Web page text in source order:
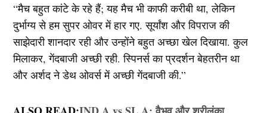
“मैच बहुत कांटे के रहे हैं; यह मैच भी काफी करीबी था, लेकिन
दुर्भाग्य से हम सुपर ओवर में हार गए. सूर्यांश और विपराज की
साझेदारी शानदार रही और उन्होंने बहुत अच्छा खेल दिखाया. कुल
मिलाकर, गेंदबाजी अच्छी रही. स्पिनर्स का प्रदर्शन बेहतरीन था
और अर्शद ने डेथ ओवर्स में अच्छी गेंदबाजी की.”